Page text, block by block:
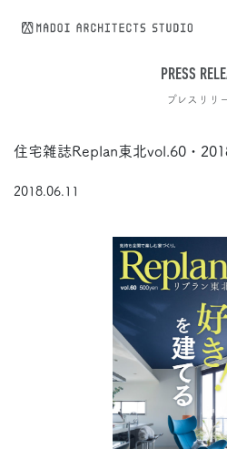
PRESS
プレスリリ
住宅雑誌Replan東北vol.60・
2018.06.11